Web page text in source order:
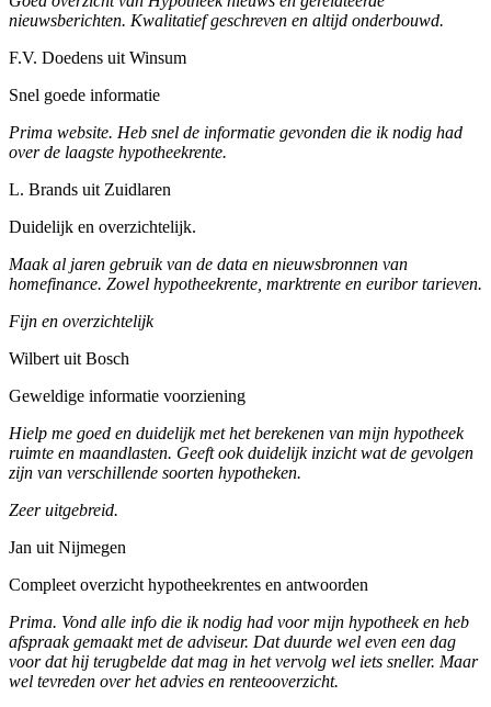
nieuwsberichten. Kwalitatief geschreven en altijd onderbouwd.
F.V. Doedens uit Winsum
Snel goede informatie
Prima website. Heb snel de informatie gevonden die ik nodig had
over de laagste hypotheekrente.
L. Brands uit Zuidlaren
Duidelijk en overzichtelijk.
Maak al jaren gebruik van de data en nieuwsbronnen van
homefinance. Zowel hypotheekrente, marktrente en euribor tarieven.
Fijn en overzichtelijk
Wilbert uit Bosch
Geweldige informatie voorziening
Hielp me goed en duidelijk met het berekenen van mijn hypotheek
ruimte en maandlasten. Geeft ook duidelijk inzicht wat de gevolgen
zijn van verschillende soorten hypotheken.
Zeer uitgebreid.
Jan uit Nijmegen
Compleet overzicht hypotheekrentes en antwoorden
Prima. Vond alle info die ik nodig had voor mijn hypotheek en heb
afspraak gemaakt met de adviseur. Dat duurde wel even een dag
voor dat hij terugbelde dat mag in het vervolg wel iets sneller. Maar
wel tevreden over het advies en renteooverzicht.